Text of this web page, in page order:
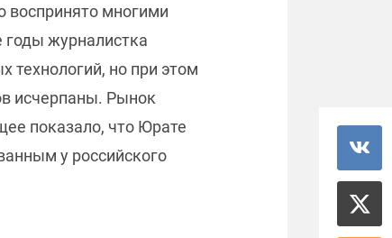
воспринято многими
годы журналистка
технологий, но при этом
исчерпаны. Рынок
показало, что Юрате
у российского